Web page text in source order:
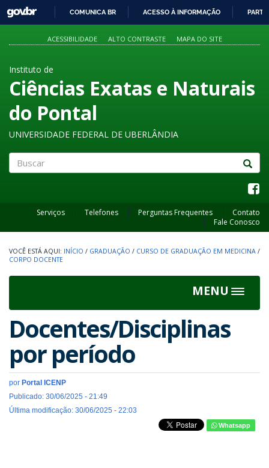
PARA
O
GOVBR
COMUNICA BR ACESSO À INFORMAÇÃO
ACESSIBILIDADE ALTO CONTRASTE MAPA DO SITE
Instituto de
Ciências Exatas e Naturais
do Pontal
UNIVERSIDADE FEDERAL DE UBERLÂNDIA
Serviços Telefones Perguntas Frequentes
Contato
Fale Conosco
INÍCIO / GRADUAÇÃO / CURSO DE GRADUAÇÃO EM MEDICINA /
CORPO DOCENTE
MENU
Toggle
Docentes/Disciplinas
por período
por Portal ICENP
Publicado: 30/06/2025 - 21:49
Última modificação: 30/06/2025 - 22:03
Whatsapp